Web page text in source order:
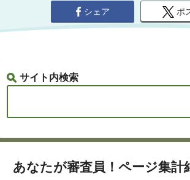
シェア ポ
サイト内検索
あなたが審査員！ページ集計